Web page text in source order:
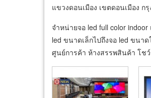
แขวงดอนเมือง เขตดอนเมือง ก
จำหน่ายจอ led full color
led ขนาดเล็กไปถึงจอ led ขนา
ศูนย์การค้า ห้างสรรพสินค้า โช